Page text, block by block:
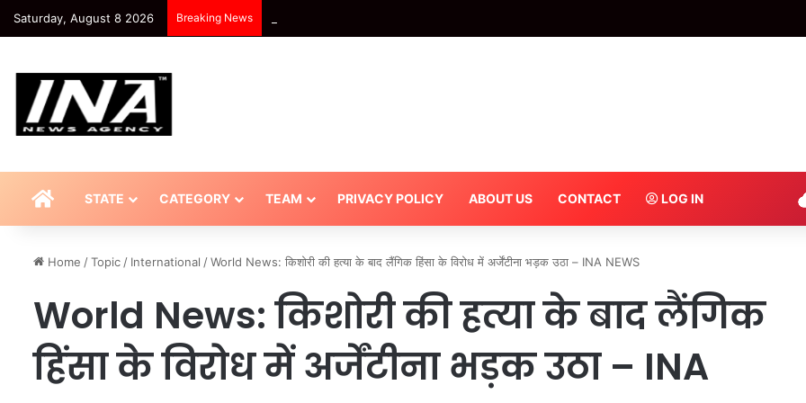
Saturday, August 8 2026 Breaking News
HOMESTATE CATEGORY TEAM PRIVACY POLICY ABOUT US CONTACT LOG IN
Home /Topic / International /World News: किशोरी की हत्या के बाद लैंगिक हिंसा के विरोध में अर्जेंटीना भड़क उठा – INA NEWS
World News: किशोरी की हत्या के बाद लैंगिक
हिंसा के विरोध में अर्जेंटीना भड़क उठा – INA